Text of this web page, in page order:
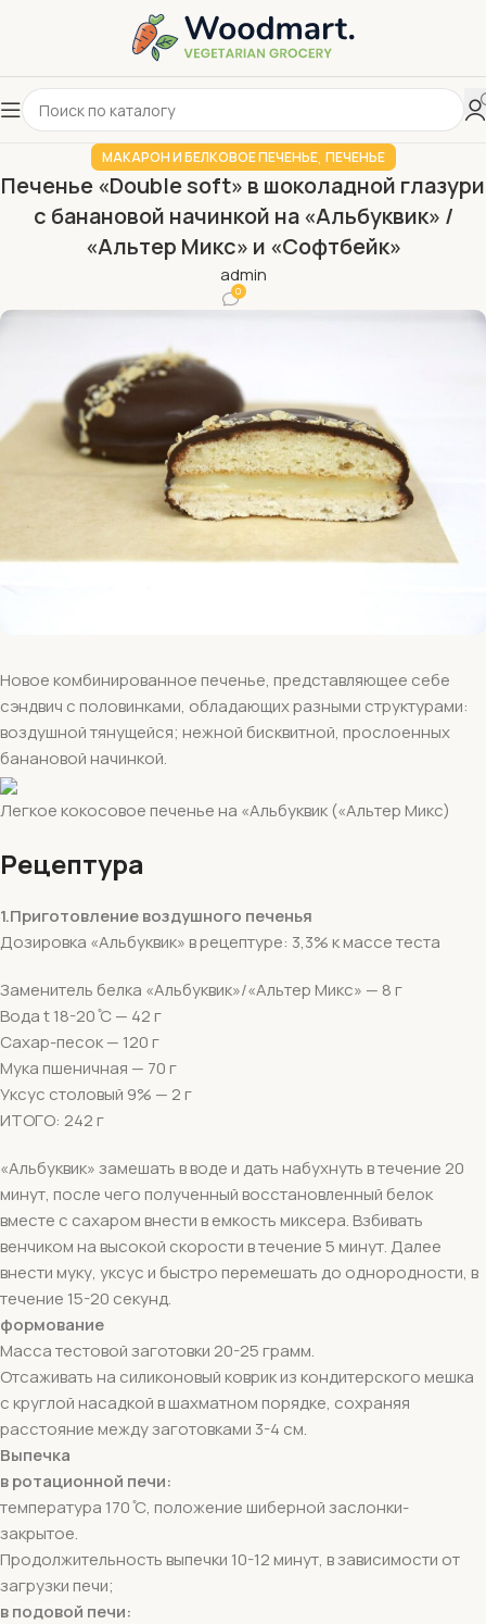
МАКАРОН И БЕЛКОВОЕ ПЕЧЕНЬЕ, ПЕЧЕНЬЕ
Печенье «Double soft» в шоколадной глазури
с банановой начинкой на «Альбуквик» /
«Альтер Микс» и «Софтбейк»
admin
0
Новое комбинированное печенье, представляющее себе
сэндвич с половинками, обладающих разными структурами:
воздушной тянущейся; нежной бисквитной, прослоенных
банановой начинкой.
Легкое кокосовое печенье на «Альбуквик («Альтер Микс)
Рецептура
1.Приготовление воздушного печенья
Дозировка «Альбуквик» в рецептуре: 3,3% к массе теста
Заменитель белка «Альбуквик»/«Альтер Микс» — 8 г
Вода t 18-20 ̊С — 42 г
Сахар-песок — 120 г
Мука пшеничная — 70 г
Уксус столовый 9% — 2 г
ИТОГО: 242 г
«Альбуквик» замешать в воде и дать набухнуть в течение 20
минут, после чего полученный восстановленный белок
вместе с сахаром внести в емкость миксера. Взбивать
венчиком на высокой скорости в течение 5 минут. Далее
внести муку, уксус и быстро перемешать до однородности, в
течение 15-20 секунд.
формование
Масса тестовой заготовки 20-25 грамм.
Отсаживать на силиконовый коврик из кондитерского мешка
с круглой насадкой в шахматном порядке, сохраняя
расстояние между заготовками 3-4 см.
Выпечка
в ротационной печи:
температура 170 ̊С, положение шиберной заслонки-
закрытое.
Продолжительность выпечки 10-12 минут, в зависимости от
загрузки печи;
в подовой печи: